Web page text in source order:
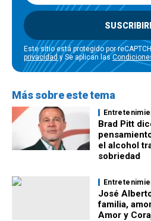
Este sitio está protegido por
privacidad y Se aplican las
Más sobre este tema
Brad Pitt
el alcohol
sobriedad
José
familia,
Amor y